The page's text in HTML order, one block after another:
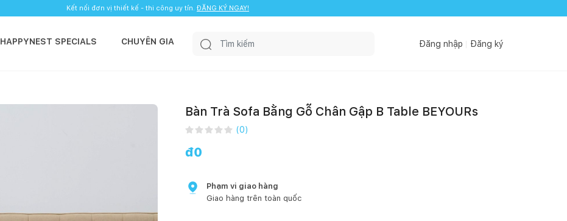
Kết nối đơn vị thiết kế - thi công uy tín. ĐĂNG KÝ NGAY!
HAPPYNEST SPECIALS CHUYÊN GIA Đăng nhập Đăng ký
Bàn Trà Sofa Bằng Gỗ Chân Gập B Table BEYOURs
(0)
đ0
Phạm vi giao hàng
Giao hàng trên toàn quốc